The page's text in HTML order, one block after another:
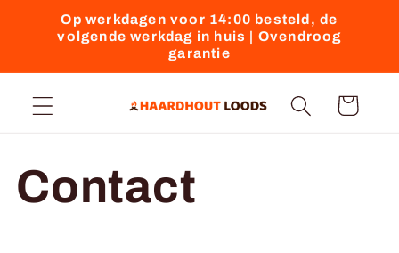
naar de
content
Op werkdagen voor 14:00 besteld, de
volgende werkdag in huis | Ovendroog
garantie
Winkelwagen
Contact